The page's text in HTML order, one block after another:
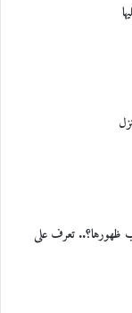
ظهورها؟.. تعرف على